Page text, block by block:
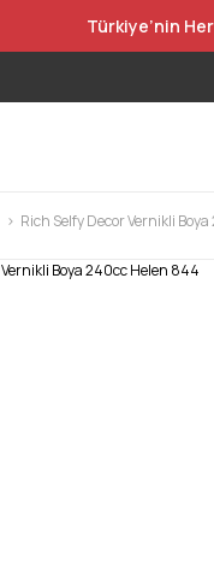
Türkiye’nin
Rich Selfy Decor Vernikli